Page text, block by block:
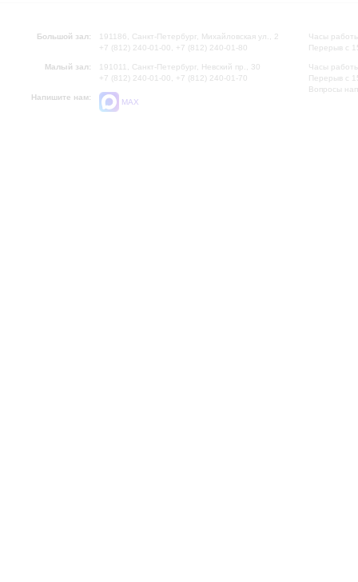
Большой зал:
191186, Санкт-Петербург, Михайловская ул., 2
+7 (812) 240-01-00, +7 (812) 240-01-80
Малый зал:
191011, Санкт-Петербург, Невский пр., 30
+7 (812) 240-01-00, +7 (812) 240-01-70
Напишите нам:
MAX
Часы
Перерыв с
Часы
Перерыв с
Вопросы